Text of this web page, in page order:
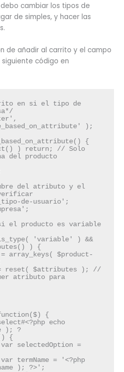
cambiar los tipos de
de simples, y hacer las
de añadir al carrito y el campo
código en
en si el tipo de
);
{
del producto
de-usuario';
) {
atributo para
{
); ?
{
); ?>';